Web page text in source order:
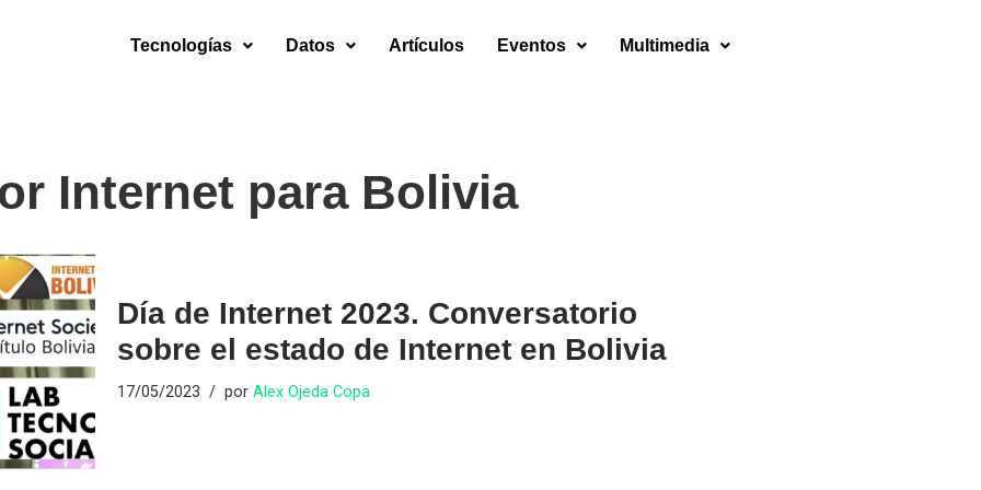
Tecnologías Datos Artículos Eventos Multimedia
Internet para Bolivia
Día de Internet 2023. Conversatorio
sobre el estado de Internet en Bolivia
17/05/2023 porAlex Ojeda Copa